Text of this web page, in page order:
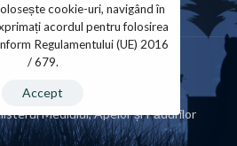
Mediului, Apelor și Pădurilor
cookie-uri, navigând în
acordul pentru folosirea
Regulamentului (UE) 2016
/ 679.
Accept